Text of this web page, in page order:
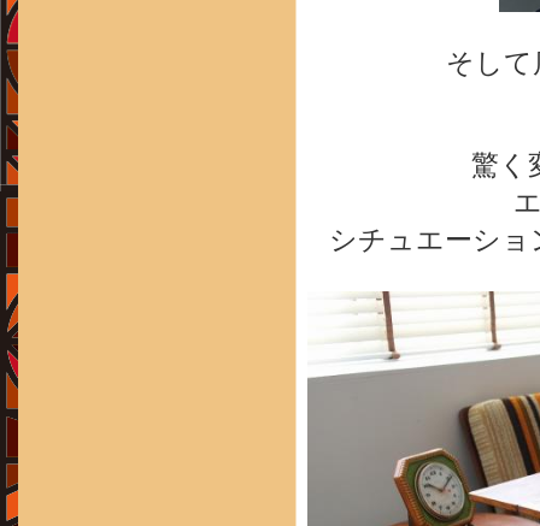
そし
驚く
シチュエーシ